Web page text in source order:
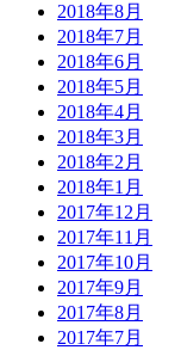
2018年8月
2018年7月
2018年6月
2018年5月
2018年4月
2018年3月
2018年2月
2018年1月
2017年12月
2017年11月
2017年10月
2017年9月
2017年8月
2017年7月